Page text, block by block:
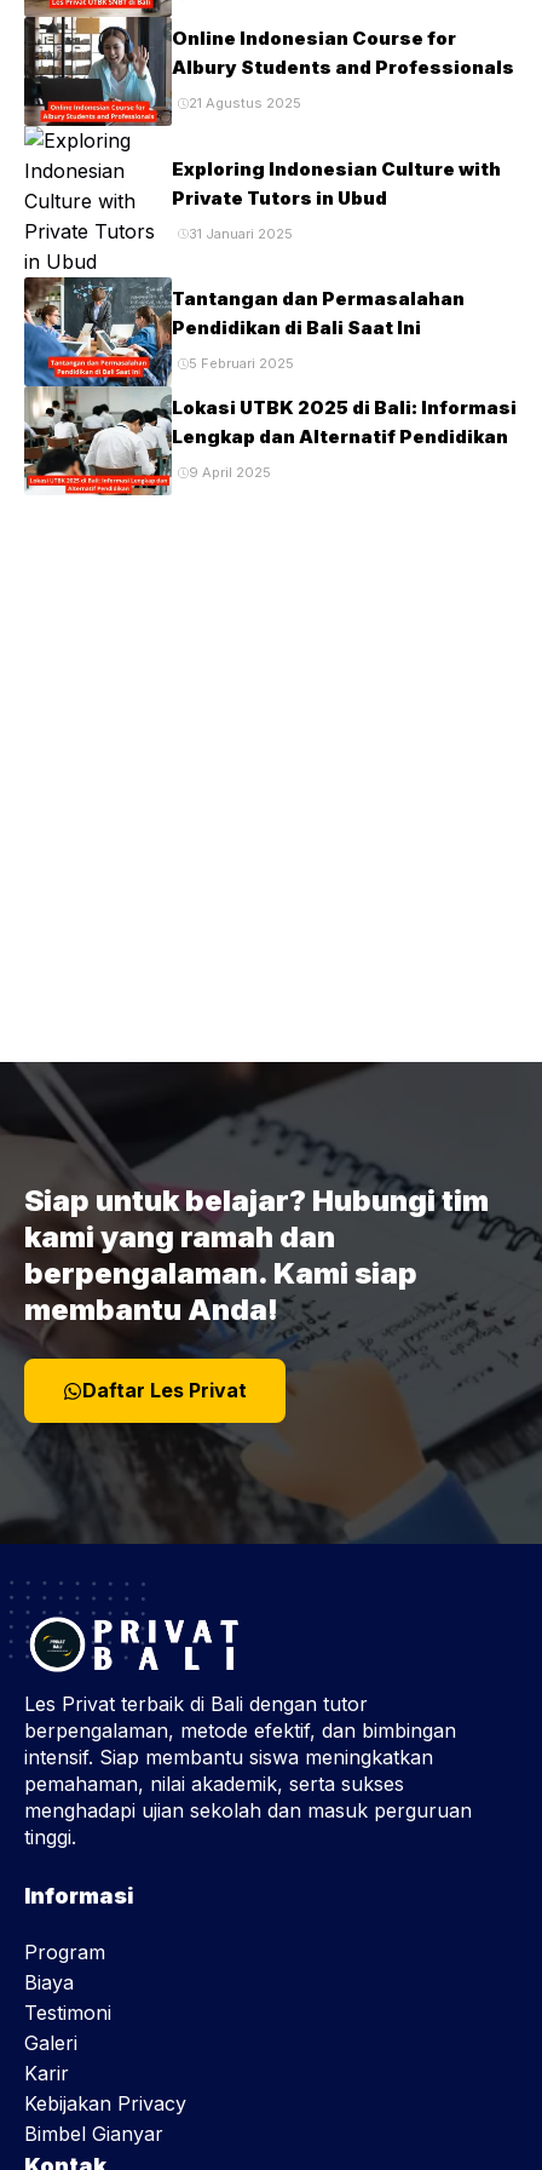
Online Indonesian Course for
Albury Students and Professionals
21 Agustus 2025
Exploring Indonesian Culture with
Private Tutors in Ubud
31 Januari 2025
Tantangan dan Permasalahan
Pendidikan di Bali Saat Ini
5 Februari 2025
Lokasi UTBK 2025 di Bali: Informasi
Lengkap dan Alternatif Pendidikan
9 April 2025
Siap untuk belajar? Hubungi tim
kami yang ramah dan
berpengalaman. Kami siap
membantu Anda!
Daftar Les Privat
Les Privat terbaik di Bali dengan tutor
berpengalaman, metode efektif, dan bimbingan
intensif. Siap membantu siswa meningkatkan
pemahaman, nilai akademik, serta sukses
menghadapi ujian sekolah dan masuk perguruan
tinggi.
Informasi
Program
Biaya
Testimoni
Galeri
Karir
Kebijakan Privacy
Bimbel Gianyar